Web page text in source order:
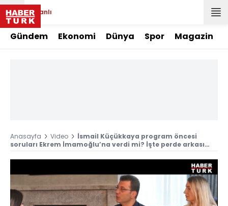
Canlı
Gündem Ekonomi Dünya Spor Magazin
Anasayfa Video
İsmail Küçükkaya program öncesi
soruları Ekrem İmamoğlu’na verdi mi? İşte perde arkası…